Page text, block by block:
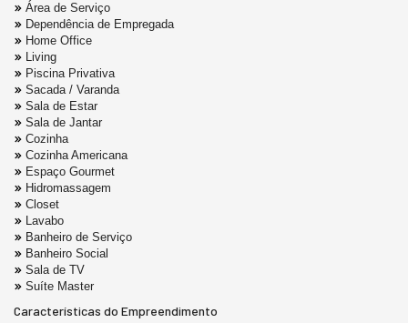
Área de Serviço
Dependência de Empregada
Home Office
Living
Piscina Privativa
Sacada / Varanda
Sala de Estar
Sala de Jantar
Cozinha
Cozinha Americana
Espaço Gourmet
Hidromassagem
Closet
Lavabo
Banheiro de Serviço
Banheiro Social
Sala de TV
Suíte Master
Características do Empreendimento